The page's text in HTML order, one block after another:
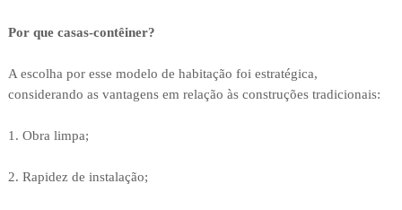
Por que casas-contêiner?
A escolha por esse modelo de habitação foi estratégica,
considerando as vantagens em relação às construções tradicionais:
1. Obra limpa;
2. Rapidez de instalação;